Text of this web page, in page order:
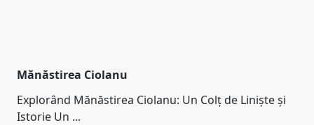
Mănăstirea Ciolanu
Explorând Mănăstirea Ciolanu: Un Colț de Liniște și
Istorie Un ...